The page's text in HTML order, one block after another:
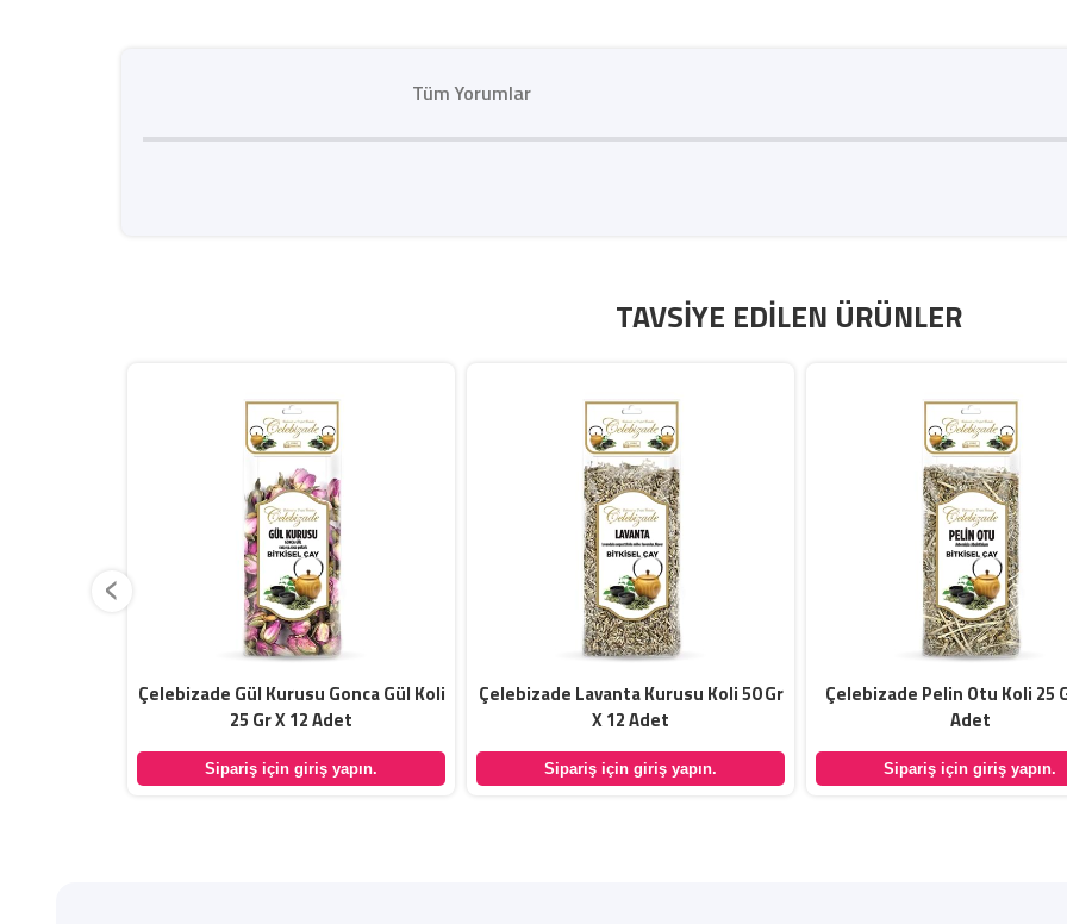
Tüm Yorumlar
TAVSIYE EDILEN ÜRÜNLER
Çelebizade Gül Kurusu Gonca Gül Koli
25 Gr X 12 Adet
Sipariş için giriş yapın.
Çelebizade Lavanta Kurusu Koli 50 Gr
X 12 Adet
Sipariş için giriş yapın.
Çelebizade Pelin Otu Koli 25
Adet
Sipariş için giriş yapın.
‹